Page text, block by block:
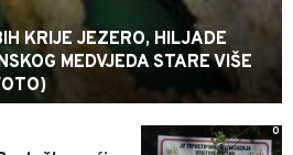
KRIJE JEZERO, HILJADE
MEDVJEDA STARE VIŠE
0